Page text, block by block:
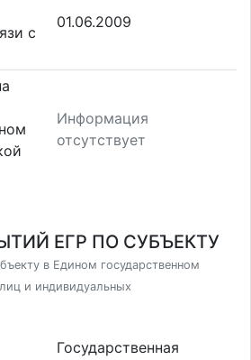
с
01.06.2009
Информация
отсутствует
ЕГР ПО СУБЪЕКТУ
в Едином государственном
и индивидуальных
Государственная